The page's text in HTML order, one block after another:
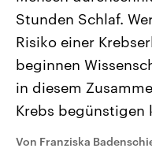
Landtagswahl Sachsen-
2026
Alle Informationen
Sachsen-Anhalt wählt am
September 2026 einen
Bundesland von einer
Stunden Schlaf.
Risiko einer
beginnen
in diesem
Krebs begünstigen
Von Franziska